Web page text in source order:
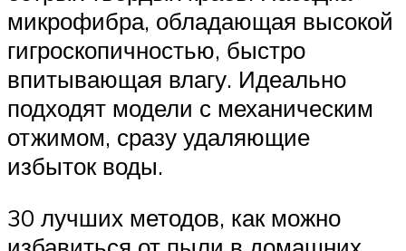
микрофибра, обладающая высокой
гигроскопичностью, быстро
впитывающая влагу. Идеально
подходят модели с механическим
отжимом, сразу удаляющие
избыток воды.
30 лучших методов, как можно